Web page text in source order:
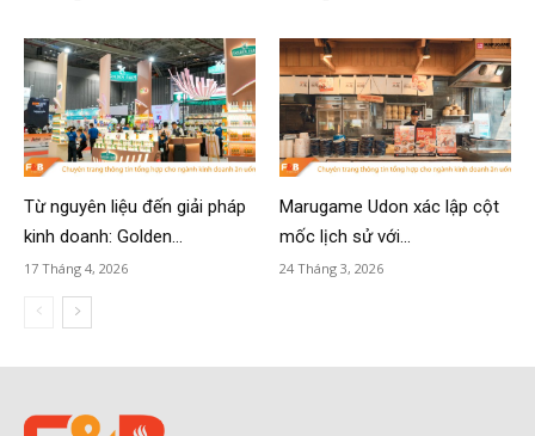
Từ nguyên liệu đến giải pháp
kinh doanh: Golden...
17 Tháng 4, 2026
Marugame Udon xác lập cột
mốc lịch sử với...
24 Tháng 3, 2026